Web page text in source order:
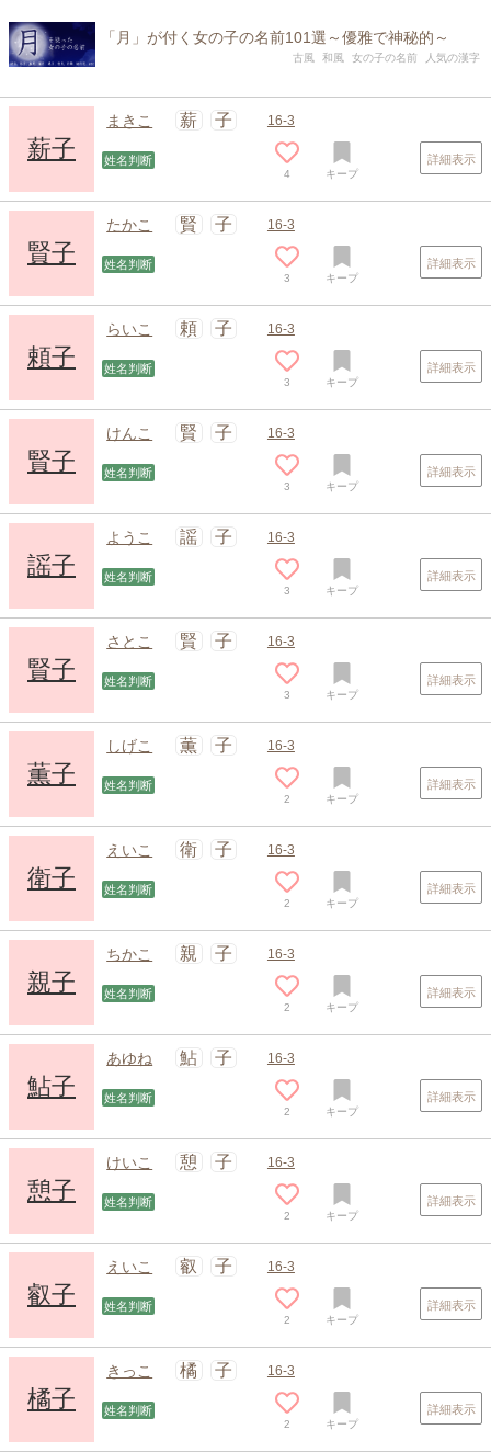
「月」が付く女の子の名前101選～優雅で神秘的～
古風 和風 女の子の名前 人気の漢字
薪子
まきこ 薪 子 16-3
姓名判断
4 キープ
詳細表示
賢子
たかこ 賢 子 16-3
姓名判断
3 キープ
詳細表示
頼子
らいこ 頼 子 16-3
姓名判断
3 キープ
詳細表示
賢子
けんこ 賢 子 16-3
姓名判断
3 キープ
詳細表示
謡子
ようこ 謡 子 16-3
姓名判断
3 キープ
詳細表示
賢子
さとこ 賢 子 16-3
姓名判断
3 キープ
詳細表示
薫子
しげこ 薫 子 16-3
姓名判断
2 キープ
詳細表示
衛子
えいこ 衛 子 16-3
姓名判断
2 キープ
詳細表示
親子
ちかこ 親 子 16-3
姓名判断
2 キープ
詳細表示
鮎子
あゆね 鮎 子 16-3
姓名判断
2 キープ
詳細表示
憩子
けいこ 憩 子 16-3
姓名判断
2 キープ
詳細表示
叡子
えいこ 叡 子 16-3
姓名判断
2 キープ
詳細表示
橘子
きっこ 橘 子 16-3
姓名判断
2 キープ
詳細表示